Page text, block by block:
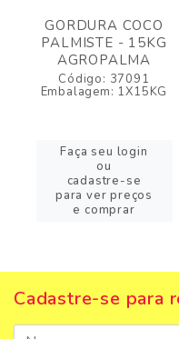
GORDURA COCO
PALMISTE - 15KG
AGROPALMA
Código: 37091
Embalagem: 1X15KG
Faça seu login
ou
cadastre-se
para ver preços
e comprar
Cadastre-se para